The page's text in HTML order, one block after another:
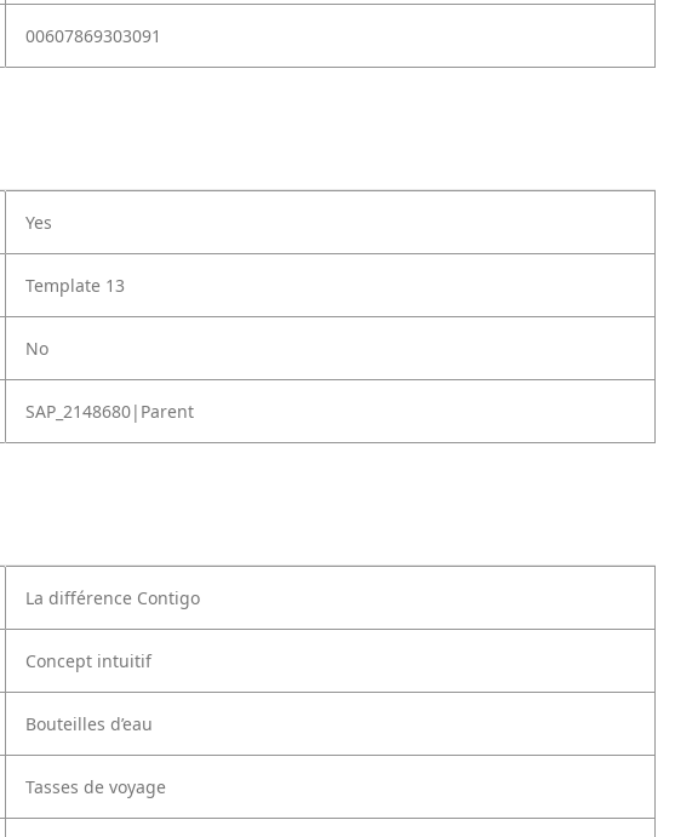
00607869303091
Yes
Template 13
No
SAP_2148680|Parent
La différence Contigo
Concept intuitif
Bouteilles d’eau
Tasses de voyage